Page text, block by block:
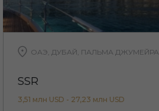
ОАЭ, ДУБАЙ, ПАЛЬМА ДЖУМЕЙРА
SSR
3,51 млн USD - 27,23 млн USD